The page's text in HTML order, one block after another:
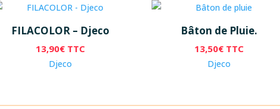
FILACOLOR – Djeco
13,90€ TTC
Djeco
Bâton de Pluie.
13,50€ TTC
Djeco